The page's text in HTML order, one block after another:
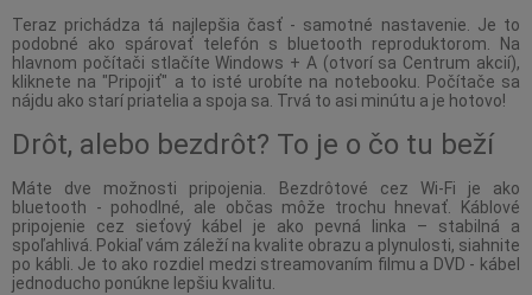
Teraz prichádza tá najlepšia časť - samotné nastavenie. Je to
podobné ako spárovať telefón s bluetooth reproduktorom. Na
hlavnom počítači stlačíte Windows + A (otvorí sa Centrum akcií),
kliknete na "Pripojiť" a to isté urobíte na notebooku. Počítače sa
nájdu ako starí priatelia a spoja sa. Trvá to asi minútu a je hotovo!
Drôt, alebo bezdrôt? To je o čo tu beží
Máte dve možnosti pripojenia. Bezdrôtové cez Wi-Fi je ako
bluetooth - pohodlné, ale občas môže trochu hnevať. Káblové
pripojenie cez sieťový kábel je ako pevná linka – stabilná a
spoľahlivá. Pokiaľ vám záleží na kvalite obrazu a plynulosti, siahnite
po kábli. Je to ako rozdiel medzi streamovaním filmu a DVD - kábel
jednoducho ponúkne lepšiu kvalitu.